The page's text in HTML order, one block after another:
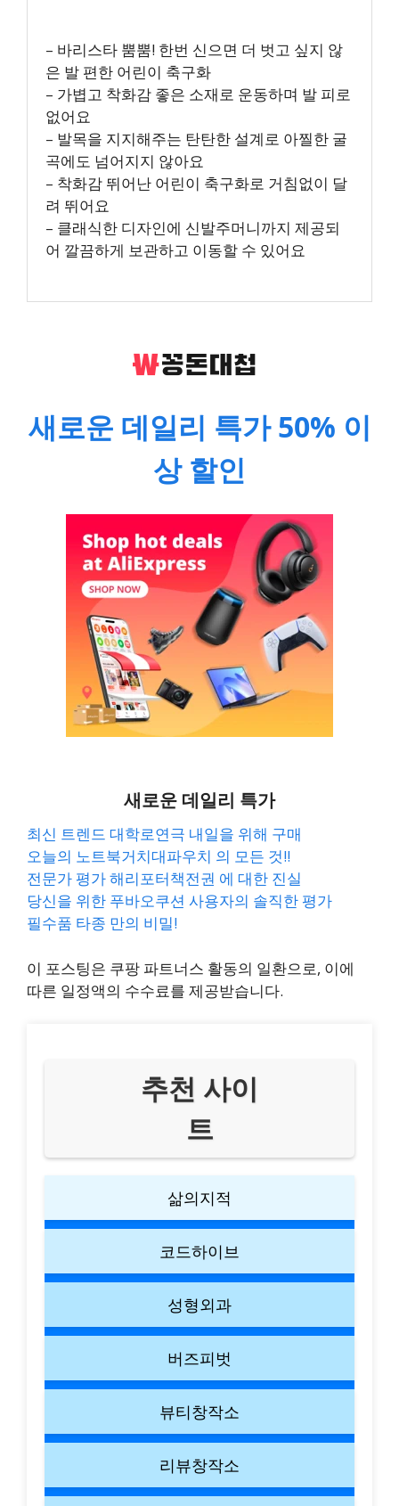
– 바리스타 뿜뿜! 한번 신으면 더 벗고 싶지 않
은 발 편한 어린이 축구화
– 가볍고 착화감 좋은 소재로 운동하며 발 피로
없어요
– 발목을 지지해주는 탄탄한 설계로 아찔한 굴
곡에도 넘어지지 않아요
– 착화감 뛰어난 어린이 축구화로 거침없이 달
려 뛰어요
– 클래식한 디자인에 신발주머니까지 제공되
어 깔끔하게 보관하고 이동할 수 있어요
새로운 데일리 특가 50% 이
상 할인
새로운 데일리 특가
최신 트렌드 대학로연극 내일을 위해 구매
오늘의 노트북거치대파우치 의 모든 것!!
전문가 평가 해리포터책전권 에 대한 진실
당신을 위한 푸바오쿠션 사용자의 솔직한 평가
필수품 타종 만의 비밀!
이 포스팅은 쿠팡 파트너스 활동의 일환으로, 이에
따른 일정액의 수수료를 제공받습니다.
추천 사이
트
삶의지적
코드하이브
성형외과
버즈피벗
뷰티창작소
리뷰창작소